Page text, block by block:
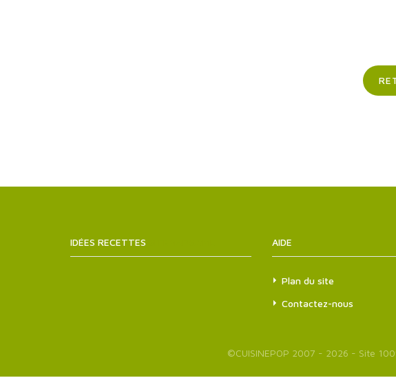
IDÉES RECETTES AIDE
Plan du site
Contactez-nous
©CUISINEPOP 2007 - 2026 - Site